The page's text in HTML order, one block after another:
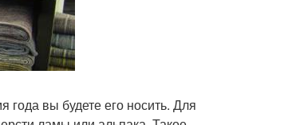
года вы будете его носить. Для